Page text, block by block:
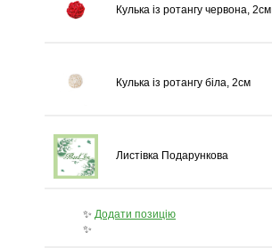
Кулька із ротангу червона, 2см
Кулька із ротангу біла, 2см
Листівка Подарункова
✨ Додати позицію
✨